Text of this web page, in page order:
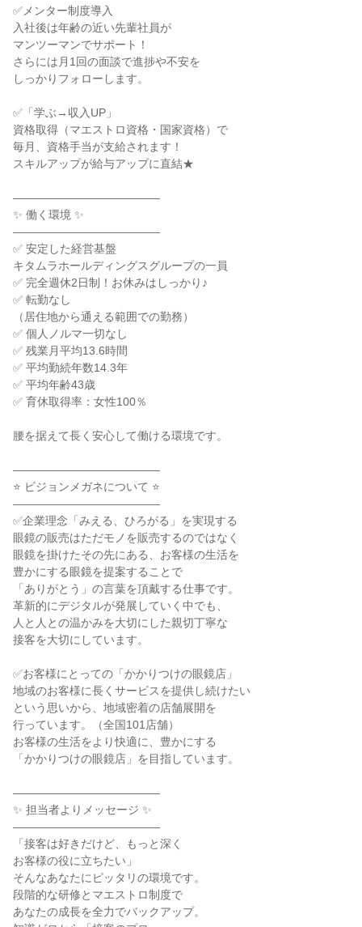
✅メンター制度導入
入社後は年齢の近い先輩社員が
マンツーマンでサポート！
さらには月1回の面談で進捗や不安を
しっかりフォローします。
✅「学ぶ→収入UP」
資格取得（マエストロ資格・国家資格）で
毎月、資格手当が支給されます！
スキルアップが給与アップに直結★
―――――――――――――
✨ 働く環境 ✨
―――――――――――――
✅ 安定した経営基盤
キタムラホールディングスグループの一員
✅ 完全週休2日制！お休みはしっかり♪
✅ 転勤なし
（居住地から通える範囲での勤務）
✅ 個人ノルマ一切なし
✅ 残業月平均13.6時間
✅ 平均勤続年数14.3年
✅ 平均年齢43歳
✅ 育休取得率：女性100％
腰を据えて長く安心して働ける環境です。
―――――――――――――
⭐ ビジョンメガネについて ⭐
―――――――――――――
✅企業理念「みえる、ひろがる」を実現する
眼鏡の販売はただモノを販売するのではなく
眼鏡を掛けたその先にある、お客様の生活を
豊かにする眼鏡を提案することで
「ありがとう」の言葉を頂戴する仕事です。
革新的にデジタルが発展していく中でも、
人と人との温かみを大切にした親切丁寧な
接客を大切にしています。
✅お客様にとっての「かかりつけの眼鏡店」
地域のお客様に長くサービスを提供し続けたい
という思いから、地域密着の店舗展開を
行っています。（全国101店舗）
お客様の生活をより快適に、豊かにする
「かかりつけの眼鏡店」を目指しています。
―――――――――――――
✨ 担当者よりメッセージ ✨
―――――――――――――
「接客は好きだけど、もっと深く
お客様の役に立ちたい」
そんなあなたにピッタリの環境です。
段階的な研修とマエストロ制度で
あなたの成長を全力でバックアップ。